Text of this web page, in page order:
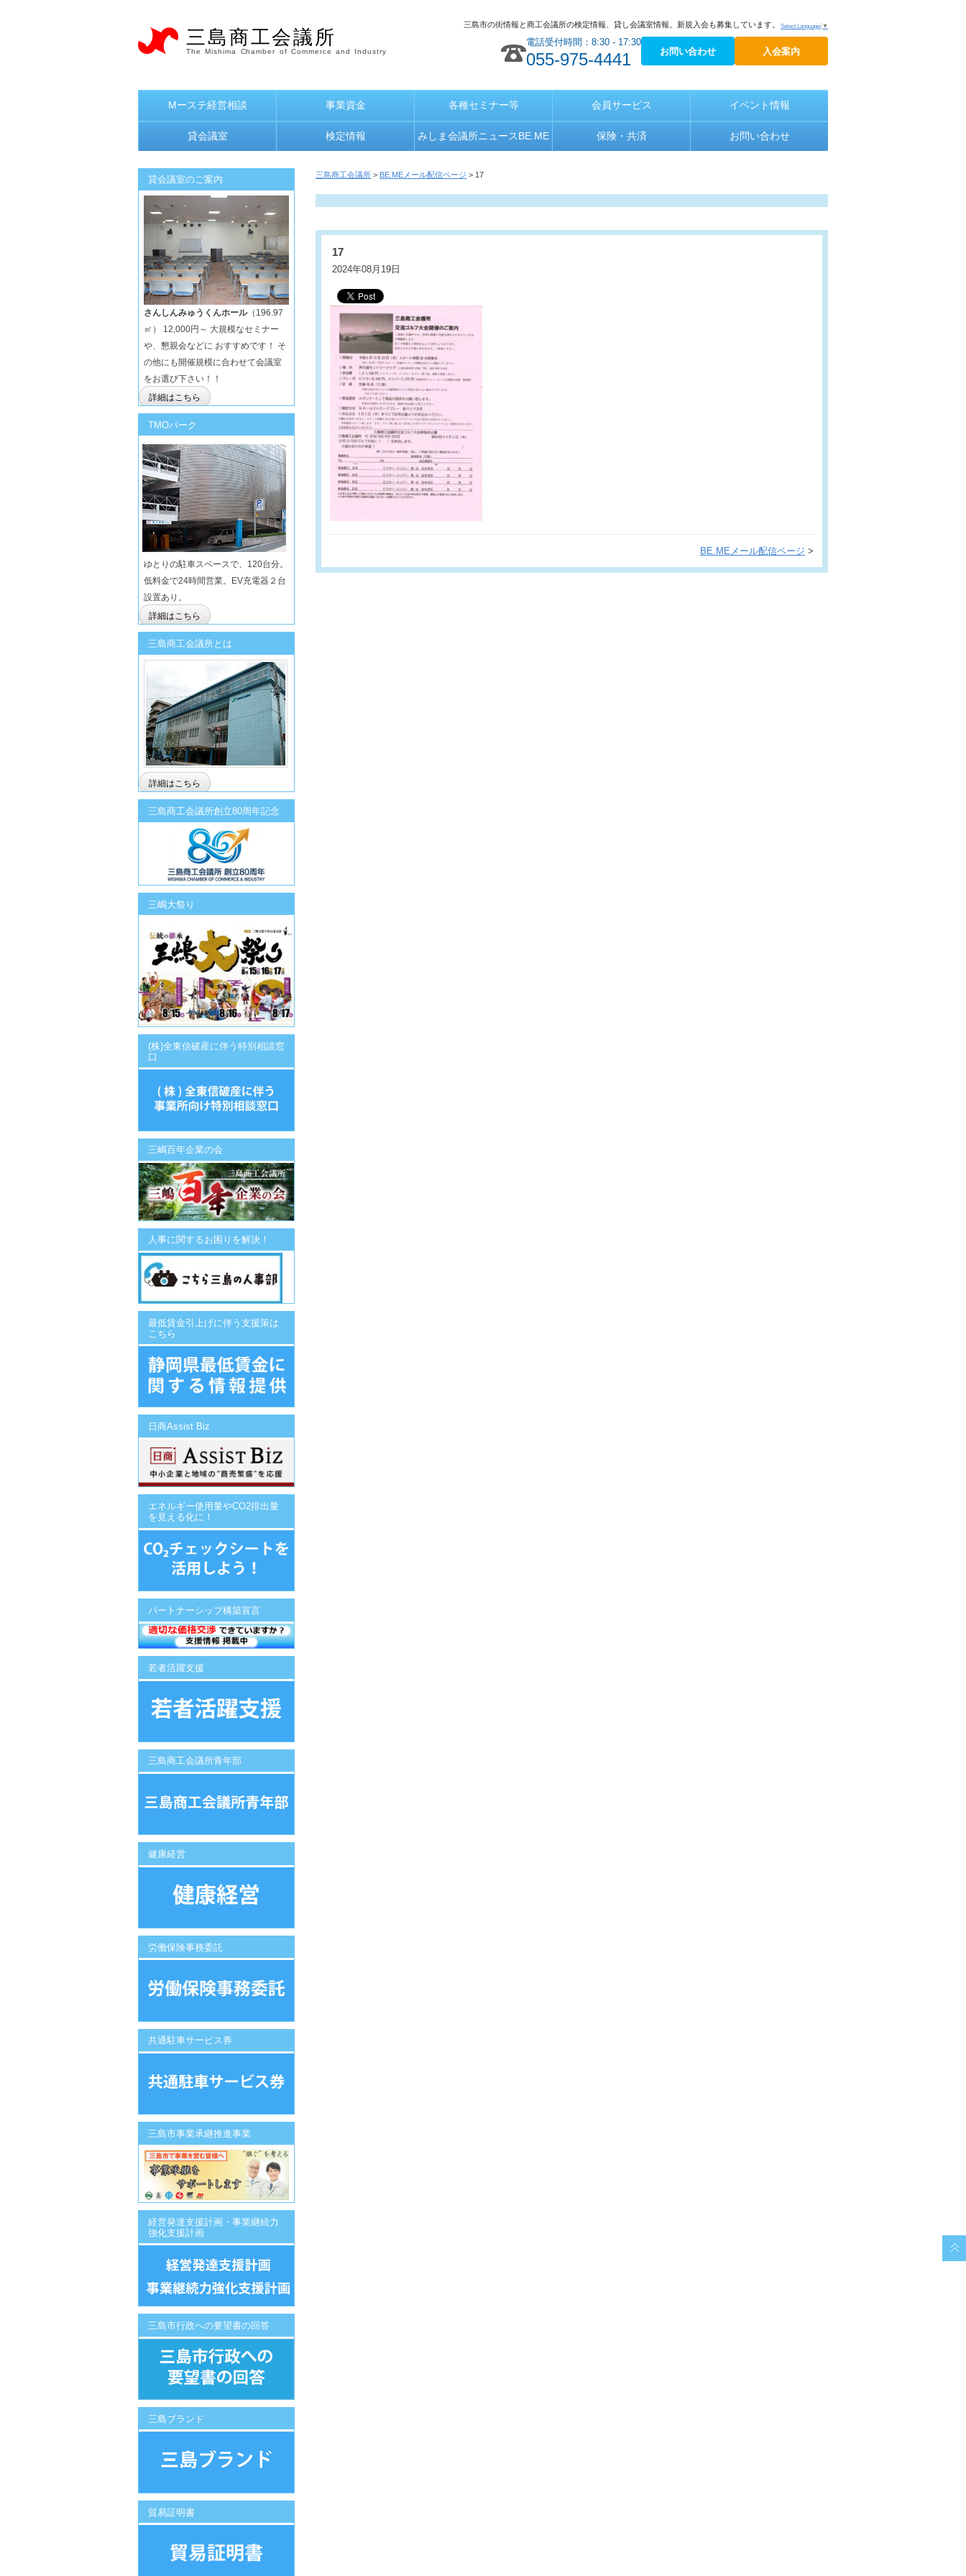
三島商工会議所
The Mishima Chamber of Commerce and Industry
Select Language ▼
三島市の街情報と商工会議所の検定情報、貸し会議室情報。新規入会も募集しています。
電話受付時間：8:30 - 17:30
055-975-4441 お問い合わせ 入会案内
Mーステ経営相談 事業資金 各種セミナー等 会員サービス イベント情報
貸会議室 検定情報 みしま会議所ニュースBE.ME 保険・共済 お問い合わせ
三島商工会議所 > BE.MEメール配信ページ > 17
17
2024年08月19日
BE.MEメール配信ページ >
貸会議室のご案内
さんしんみゅうくんホール（196.97
㎡） 12,000円～ 大規模なセミナー
や、懇親会などに おすすめです！ そ
の他にも開催規模に合わせて会議室
をお選び下さい！！
詳細はこちら
TMOパーク
ゆとりの駐車スペースで、120台分。
低料金で24時間営業。EV充電器２台
設置あり。
詳細はこちら
三島商工会議所とは
詳細はこちら
三島商工会議所創立80周年記念
三嶋大祭り
(株)全東信破産に伴う特別相談窓
口
三嶋百年企業の会
人事に関するお困りを解決！
最低賃金引上げに伴う支援策は
こちら
日商Assist Biz
エネルギー使用量やCO2排出量
を見える化に！
パートナーシップ構築宣言
若者活躍支援
三島商工会議所青年部
健康経営
労働保険事務委託
共通駐車サービス券
三島市事業承継推進事業
経営発達支援計画・事業継続力
強化支援計画
三島市行政への要望書の回答
三島ブランド
貿易証明書